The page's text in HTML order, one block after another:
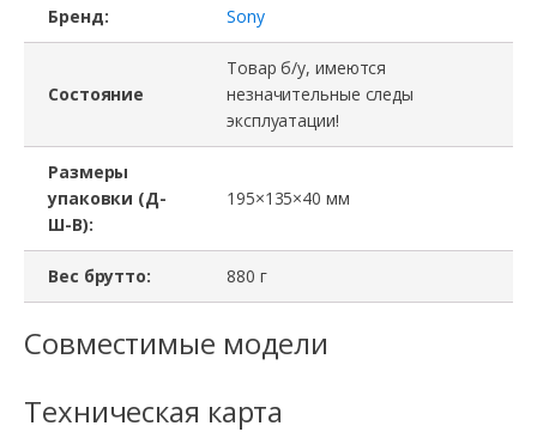
Бренд: Sony
Состояние
Товар б/у, имеются
незначительные следы
эксплуатации!
Размеры
упаковки (Д-
Ш-В):
195×135×40 мм
Вес брутто: 880 г
Совместимые модели
Техническая карта